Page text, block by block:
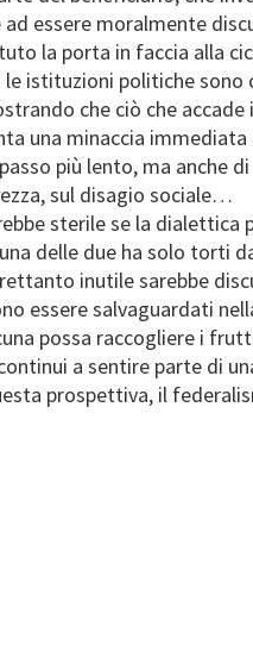
essere moralmente
la porta in faccia alla
le istituzioni politiche
che ciò che
una minaccia
più lento, ma anche
sul disagio sociale…
sterile se la dialettica
delle due ha solo torti
inutile sarebbe
essere salvaguardati
possa raccogliere i
a sentire parte di
prospettiva, il